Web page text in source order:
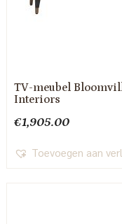
TV-meubel
Interiors
€1,905.00
Toevoegen aan